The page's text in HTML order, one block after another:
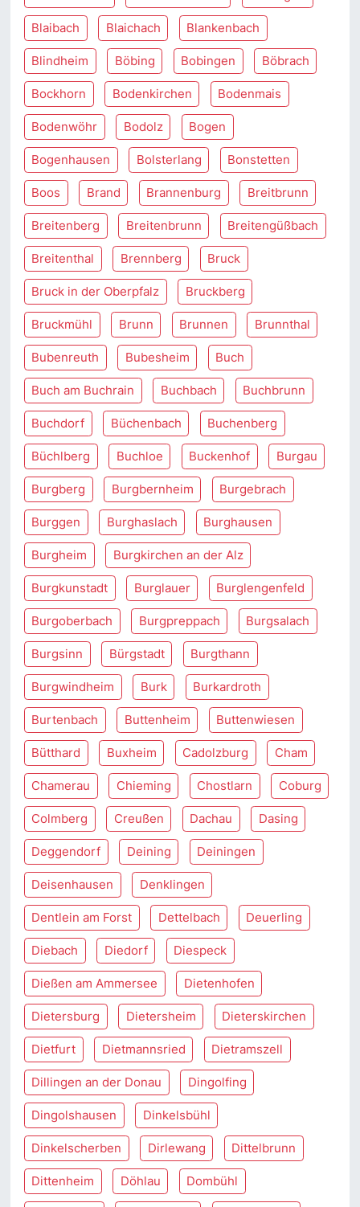
Blaibach Blaichach Blankenbach
Blindheim Böbing Bobingen Böbrach
Bockhorn Bodenkirchen Bodenmais
Bodenwöhr Bodolz Bogen
Bogenhausen Bolsterlang Bonstetten
Boos Brand Brannenburg Breitbrunn
Breitenberg Breitenbrunn Breitengüßbach
Breitenthal Brennberg Bruck
Bruck in der Oberpfalz Bruckberg
Bruckmühl Brunn Brunnen Brunnthal
Bubenreuth Bubesheim Buch
Buch am Buchrain Buchbach Buchbrunn
Buchdorf Büchenbach Buchenberg
Büchlberg Buchloe Buckenhof Burgau
Burgberg Burgbernheim Burgebrach
Burggen Burghaslach Burghausen
Burgheim Burgkirchen an der Alz
Burgkunstadt Burglauer Burglengenfeld
Burgoberbach Burgpreppach Burgsalach
Burgsinn Bürgstadt Burgthann
Burgwindheim Burk Burkardroth
Burtenbach Buttenheim Buttenwiesen
Bütthard Buxheim Cadolzburg Cham
Chamerau Chieming Chostlarn Coburg
Colmberg Creußen Dachau Dasing
Deggendorf Deining Deiningen
Deisenhausen Denklingen
Dentlein am Forst Dettelbach Deuerling
Diebach Diedorf Diespeck
Dießen am Ammersee Dietenhofen
Dietersburg Dietersheim Dieterskirchen
Dietfurt Dietmannsried Dietramszell
Dillingen an der Donau Dingolfing
Dingolshausen Dinkelsbühl
Dinkelscherben Dirlewang Dittelbrunn
Dittenheim Döhlau Dombühl